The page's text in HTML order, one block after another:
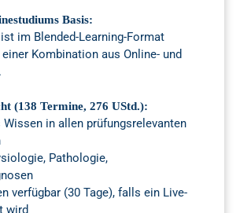
Basis:
im Blended-Learning-Format
Kombination aus Online- und
(138 Termine, 276 UStd.):
Wissen in allen prüfungsrelevanten
Pathologie,
verfügbar (30 Tage), falls ein Live-
wird